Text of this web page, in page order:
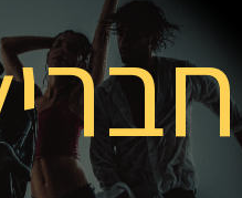
חבריJOBtv